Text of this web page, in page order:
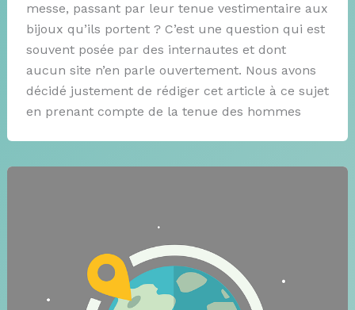
messe, passant par leur tenue vestimentaire aux
bijoux qu’ils portent ? C’est une question qui est
souvent posée par des internautes et dont
aucun site n’en parle ouvertement. Nous avons
décidé justement de rédiger cet article à ce sujet
en prenant compte de la tenue des hommes